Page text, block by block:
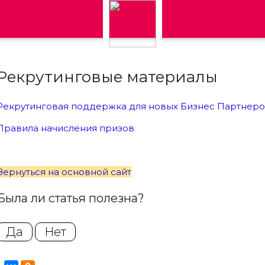
материалы
поддержка для новых Бизнес
начисления призов
на основной сайт
ли статья полезна?
Да Нет